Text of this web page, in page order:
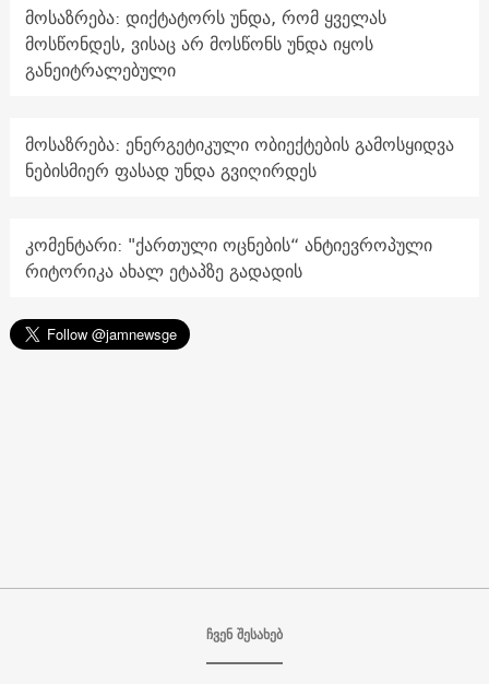
მოსაზრება: დიქტატორს უნდა, რომ ყველას
მოსწონდეს, ვისაც არ მოსწონს უნდა იყოს
განეიტრალებული
მოსაზრება: ენერგეტიკული ობიექტების გამოსყიდვა
ნებისმიერ ფასად უნდა გვიღირდეს
კომენტარი: "ქართული ოცნების“ ანტიევროპული
რიტორიკა ახალ ეტაპზე გადადის
ჩვენ შესახებ